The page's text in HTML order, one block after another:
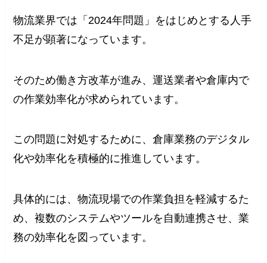
物流業界では「2024年問題」をはじめとする人手
不足が顕著になっています。
そのため働き方改革が進み、運送業者や倉庫内で
の作業効率化が求められています。
この問題に対処するために、倉庫業務のデジタル
化や効率化を積極的に推進しています。
具体的には、物流現場での作業負担を軽減するた
め、複数のシステムやツールを自動連携させ、業
務の効率化を図っています。